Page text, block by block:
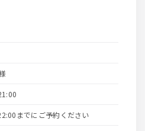
までにご予約ください